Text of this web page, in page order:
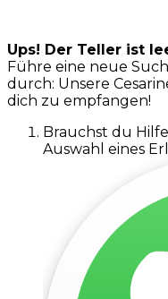
Ups! Der Teller ist
Führe eine neue
durch: Unsere
dich zu empfangen!
Brauchst du
Auswahl eines